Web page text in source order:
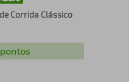
Corrida Clássico
pontos